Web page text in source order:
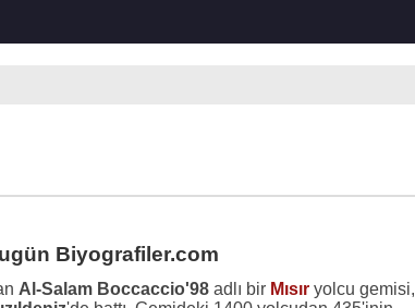
Biyografiler.com
Al-Salam Boccaccio'98adlı bir Mısıryolcu gemisi,